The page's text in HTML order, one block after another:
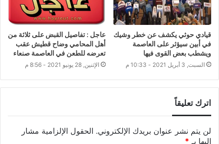
قيادي حوثي يكشف عن خطر وشيك
في أبين سيؤثر على العاصمة
ويشطب بعض القوى فيها
السبت, 3 أبريل 2021 - 10:33 م
عاجل : تفاصيل القبض على ثلاثة من
أهل المحامي وضاح قطيش عقب
تعرضه للطعن في العاصمة صنعاء
الإثنين, 28 يونيو 2021 - 8:56 م
اترك تعليقاً
لن يتم نشر عنوان بريدك الإلكتروني. الحقول الإلزامية مشار
إليها بـ *